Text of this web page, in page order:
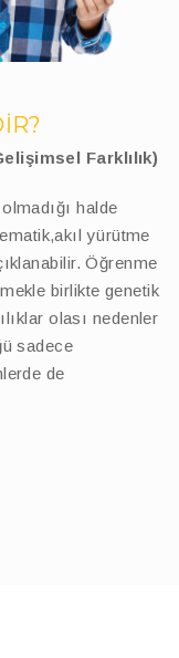
Farklılık)
halde
yürütme
Öğrenme
birlikte genetik
olası nedenler
sadece
de